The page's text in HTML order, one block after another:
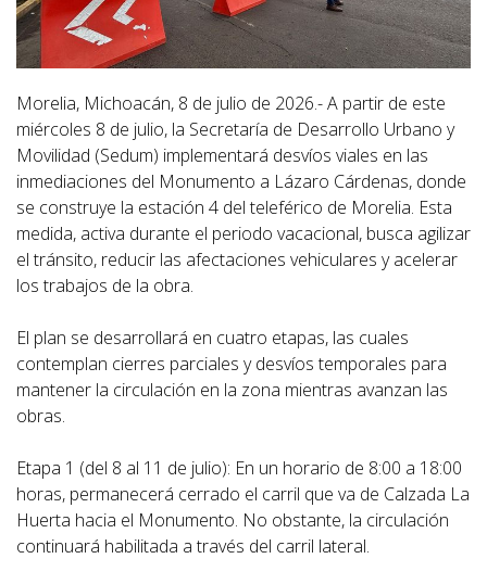
Morelia, Michoacán, 8 de julio de 2026.- A partir de este
miércoles 8 de julio, la Secretaría de Desarrollo Urbano y
Movilidad (Sedum) implementará desvíos viales en las
inmediaciones del Monumento a Lázaro Cárdenas, donde
se construye la estación 4 del teleférico de Morelia. Esta
medida, activa durante el periodo vacacional, busca agilizar
el tránsito, reducir las afectaciones vehiculares y acelerar
los trabajos de la obra.
El plan se desarrollará en cuatro etapas, las cuales
contemplan cierres parciales y desvíos temporales para
mantener la circulación en la zona mientras avanzan las
obras.
Etapa 1 (del 8 al 11 de julio): En un horario de 8:00 a 18:00
horas, permanecerá cerrado el carril que va de Calzada La
Huerta hacia el Monumento. No obstante, la circulación
continuará habilitada a través del carril lateral.